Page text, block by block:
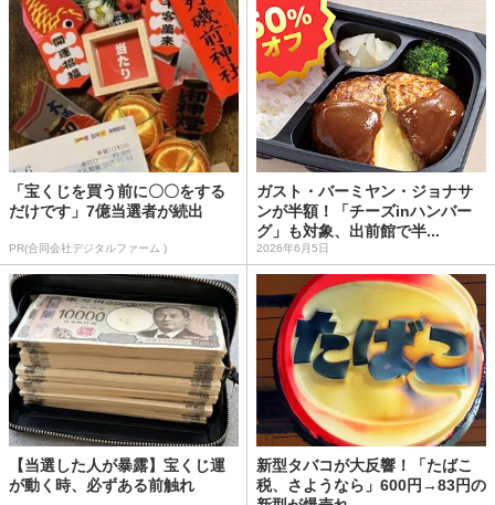
「宝くじを買う前に〇〇をする
だけです」7億当選者が続出
PR(合同会社デジタルファーム )
ガスト・バーミヤン・ジョナサ
ンが半額！「チーズinハンバー
グ」も対象、出前館で半...
2026年6月5日
【当選した人が暴露】宝くじ運
が動く時、必ずある前触れ
新型タバコが大反響！「たばこ
税、さようなら」600円→83円の